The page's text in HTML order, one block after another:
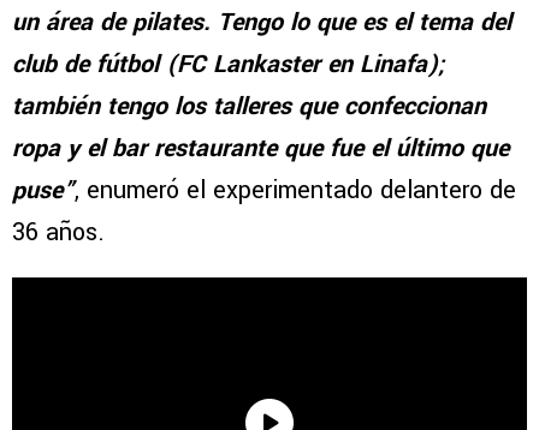
un área de pilates. Tengo lo que es el tema del
club de fútbol (FC Lankaster en Linafa);
también tengo los talleres que confeccionan
ropa y el bar restaurante que fue el último que
puse”, enumeró el experimentado delantero de
36 años.